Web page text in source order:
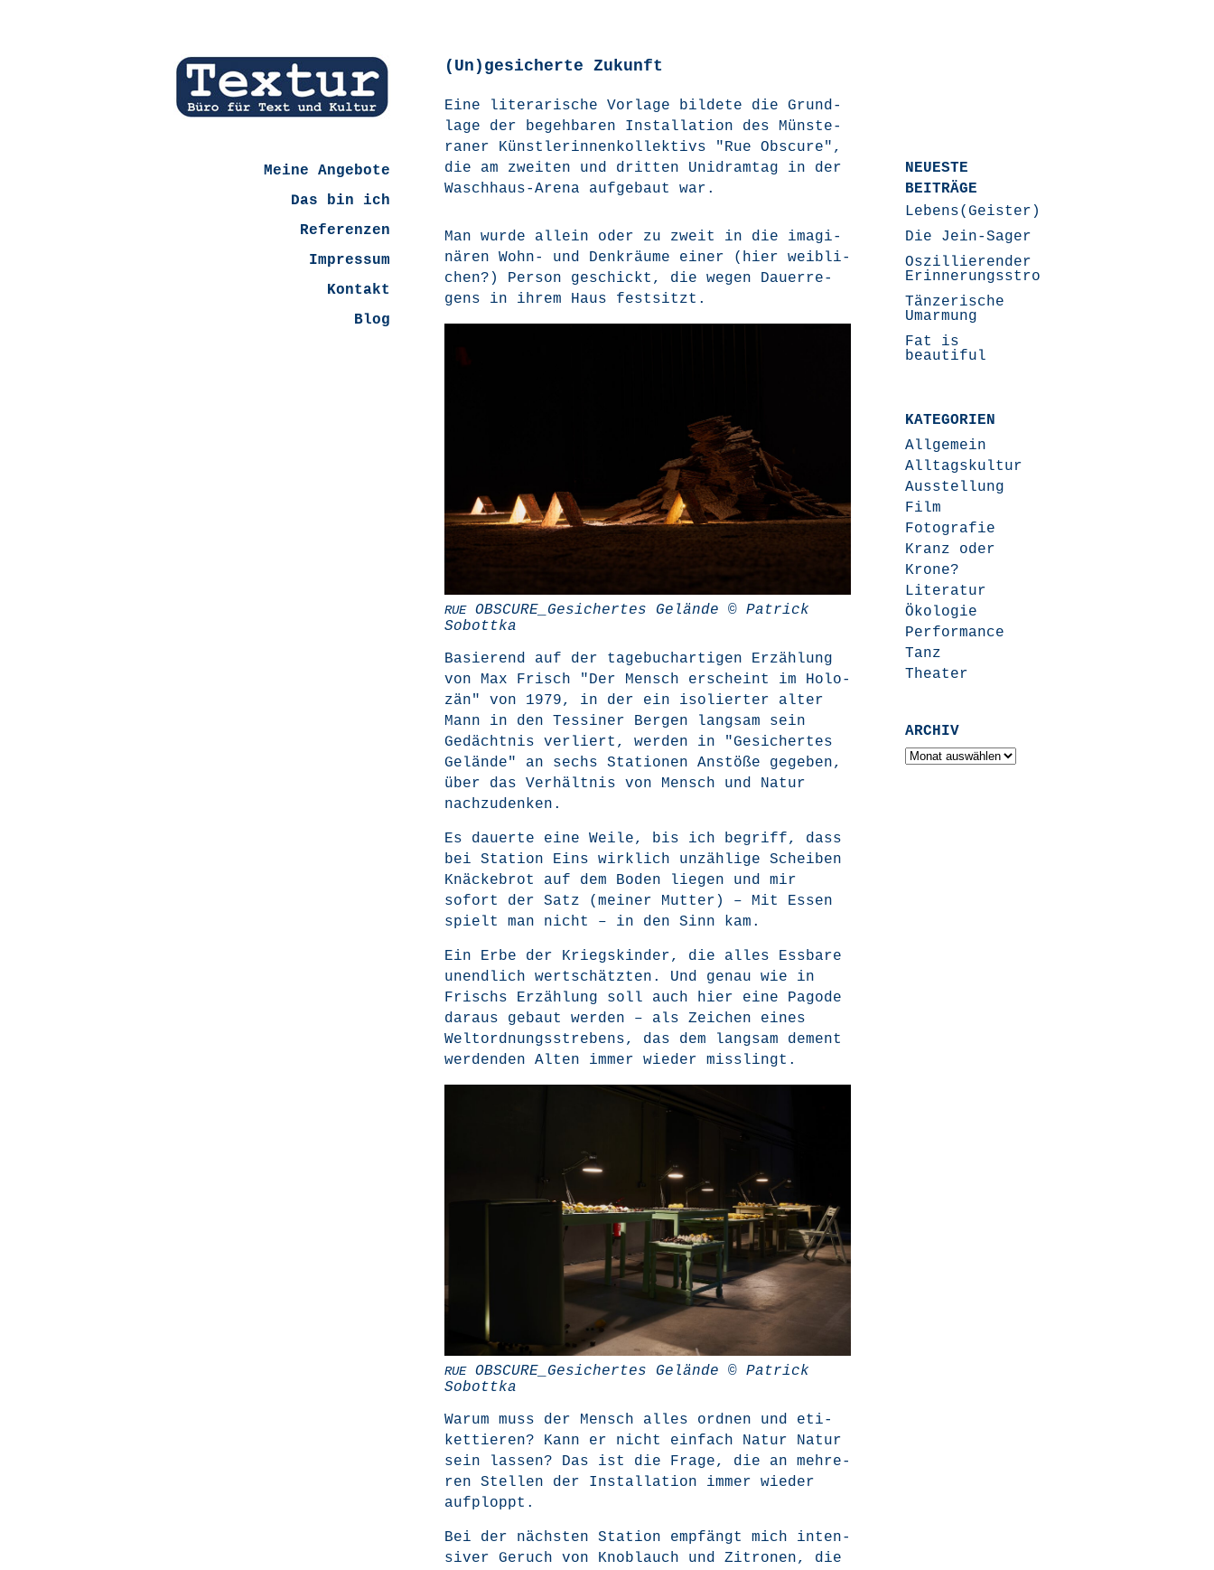
Meine Angebote
Das bin ich
Referenzen
Impressum
Kontakt
Blog
(Un)gesicherte Zukunft
Eine lite­ra­ri­sche Vor­la­ge bil­de­te die Grund­
la­ge der begeh­ba­ren Instal­la­ti­on des Müns­te­
ra­ner Künst­le­rin­nen­kol­lek­tivs "Rue Obscu­re",
die am zwei­ten und drit­ten Uni­dr­am­t­ag in der
Wasch­haus-Are­na auf­ge­baut war.
Man wur­de allein oder zu zweit in die ima­gi­
nä­ren Wohn- und Denk­räu­me einer (hier weib­li­
chen?) Per­son geschickt, die wegen Dau­er­re­
gens in ihrem Haus festsitzt.
RUEOBSCURE_Gesichertes Gelän­de © Patrick
Sobottka
Basie­rend auf der tage­buch­ar­ti­gen Erzäh­lung
von Max Frisch "Der Mensch erscheint im Holo­
zän" von 1979, in der ein iso­lier­ter alter
Mann in den Tes­si­ner Ber­gen lang­sam sein
Gedächt­nis ver­liert, wer­den in "Gesi­cher­tes
Gelän­de" an sechs Sta­tio­nen Anstö­ße gege­ben,
über das Ver­hält­nis von Mensch und Natur
nachzudenken.
Es dau­er­te eine Wei­le, bis ich begriff, dass
bei Sta­ti­on Eins wirk­lich unzäh­li­ge Schei­ben
Knä­cke­brot auf dem Boden lie­gen und mir
sofort der Satz (mei­ner Mut­ter) – Mit Essen
spielt man nicht – in den Sinn kam.
Ein Erbe der Kriegs­kin­der, die alles Ess­ba­re
unend­lich wert­schätz­ten. Und genau wie in
Frischs Erzäh­lung soll auch hier eine Pago­de
dar­aus gebaut wer­den – als Zei­chen eines
Welt­ord­nungs­stre­bens, das dem lang­sam dement
wer­den­den Alten immer wie­der misslingt.
RUEOBSCURE_Gesichertes Gelän­de © Patrick
Sobottka
War­um muss der Mensch alles ord­nen und eti­
ket­tie­ren? Kann er nicht ein­fach Natur Natur
sein las­sen? Das ist die Fra­ge, die an meh­re­
ren Stel­len der Instal­la­ti­on immer wie­der
aufploppt.
Bei der nächs­ten Sta­ti­on emp­fängt mich inten­
si­ver Geruch von Knob­lauch und Zitro­nen, die
NEUESTE
BEITRÄGE
Lebens(Geister)Geschichten
Die Jein-Sager
Oszillierender
Erinnerungsstrom
Tänzerische
Umarmung
Fat is
beautiful
KATEGORIEN
Allgemein
Alltagskultur
Ausstellung
Film
Fotografie
Kranz oder
Krone?
Literatur
Ökologie
Performance
Tanz
Theater
ARCHIV
Archiv